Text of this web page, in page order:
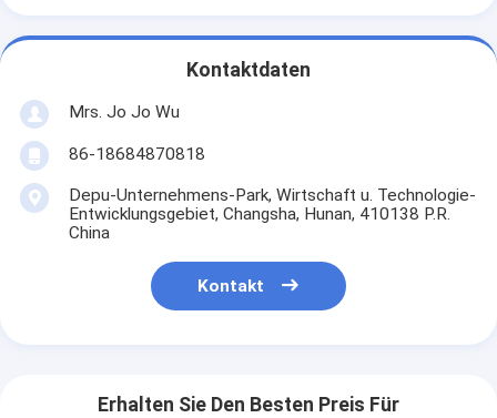
Kontaktdaten
Mrs. Jo Jo Wu
86-18684870818
Depu-Unternehmens-Park, Wirtschaft u. Technologie-
Entwicklungsgebiet, Changsha, Hunan, 410138 P.R.
China
Kontakt
Erhalten Sie Den Besten Preis Für